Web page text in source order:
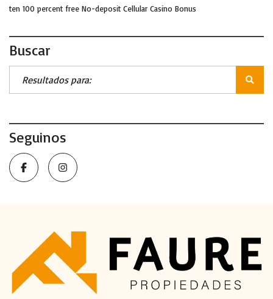
ten 100 percent free No-deposit Cellular Casino Bonus
Buscar
Seguinos